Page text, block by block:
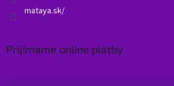
mataya.sk/
Prijímame online platby